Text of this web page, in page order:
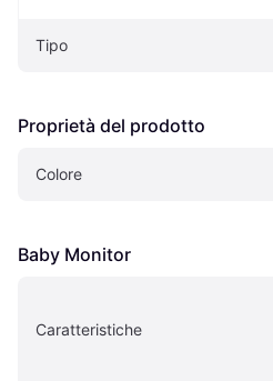
Tipo
Proprietà del prodotto
Colore
Baby Monitor
Caratteristiche